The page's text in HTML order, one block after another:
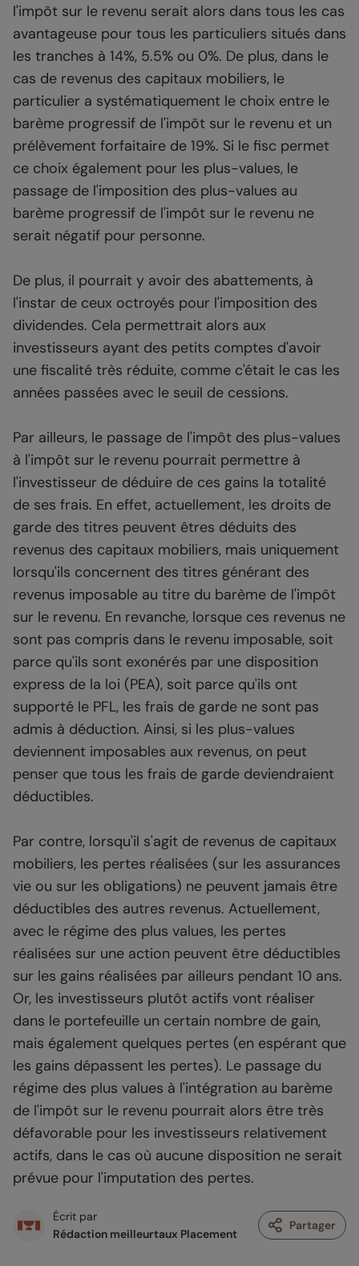
l'impôt sur le revenu serait alors dans tous les cas
avantageuse pour tous les particuliers situés dans
les tranches à 14%, 5.5% ou 0%. De plus, dans le
cas de revenus des capitaux mobiliers, le
particulier a systématiquement le choix entre le
barème progressif de l'impôt sur le revenu et un
prélèvement forfaitaire de 19%. Si le fisc permet
ce choix également pour les plus-values, le
passage de l'imposition des plus-values au
barème progressif de l'impôt sur le revenu ne
serait négatif pour personne.
De plus, il pourrait y avoir des abattements, à
l'instar de ceux octroyés pour l'imposition des
dividendes. Cela permettrait alors aux
investisseurs ayant des petits comptes d'avoir
une fiscalité très réduite, comme c'était le cas les
années passées avec le seuil de cessions.
Par ailleurs, le passage de l'impôt des plus-values
à l'impôt sur le revenu pourrait permettre à
l'investisseur de déduire de ces gains la totalité
de ses frais. En effet, actuellement, les droits de
garde des titres peuvent êtres déduits des
revenus des capitaux mobiliers, mais uniquement
lorsqu'ils concernent des titres générant des
revenus imposable au titre du barème de l'impôt
sur le revenu. En revanche, lorsque ces revenus ne
sont pas compris dans le revenu imposable, soit
parce qu'ils sont exonérés par une disposition
express de la loi (PEA), soit parce qu'ils ont
supporté le PFL, les frais de garde ne sont pas
admis à déduction. Ainsi, si les plus-values
deviennent imposables aux revenus, on peut
penser que tous les frais de garde deviendraient
déductibles.
Par contre, lorsqu'il s'agit de revenus de capitaux
mobiliers, les pertes réalisées (sur les assurances
vie ou sur les obligations) ne peuvent jamais être
déductibles des autres revenus. Actuellement,
avec le régime des plus values, les pertes
réalisées sur une action peuvent être déductibles
sur les gains réalisées par ailleurs pendant 10 ans.
Or, les investisseurs plutôt actifs vont réaliser
dans le portefeuille un certain nombre de gain,
mais également quelques pertes (en espérant que
les gains dépassent les pertes). Le passage du
régime des plus values à l'intégration au barème
de l'impôt sur le revenu pourrait alors être très
défavorable pour les investisseurs relativement
actifs, dans le cas où aucune disposition ne serait
prévue pour l'imputation des pertes.
Écrit par
Rédaction meilleurtaux Placement
Partager